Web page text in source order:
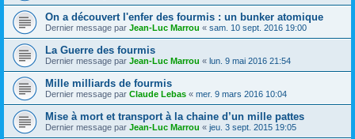
On a découvert l'enfer des fourmis : un bunker atomique
Dernier message par Jean-Luc Marrou « sam. 10 sept. 2016 19:00
La Guerre des fourmis
Dernier message par Jean-Luc Marrou « lun. 9 mai 2016 21:54
Mille milliards de fourmis
Dernier message par Claude Lebas « mer. 9 mars 2016 10:04
Mise à mort et transport à la chaine d’un mille pattes
Dernier message par Jean-Luc Marrou « jeu. 3 sept. 2015 19:05